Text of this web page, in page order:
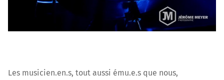
Les musicien.en.s, tout aussi ému.e.s que nous,